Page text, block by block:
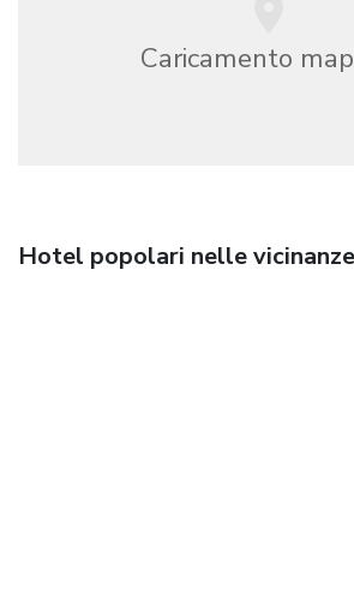
Caricamento
Hotel popolari nelle vicinanze